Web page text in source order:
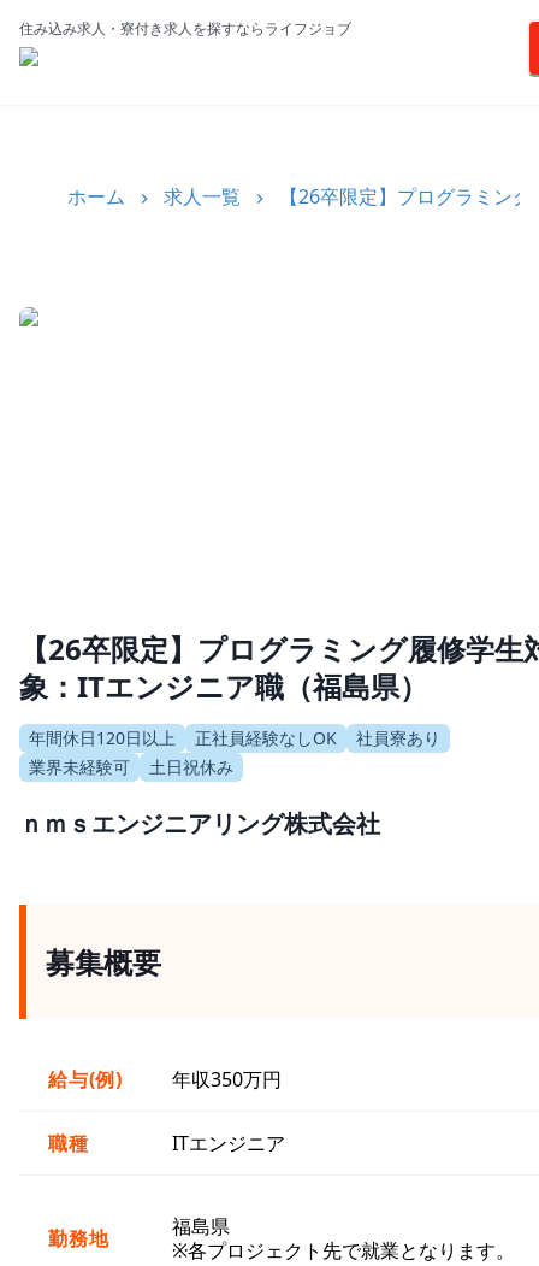
住み込み求人・寮付き求人を探すならライフジョブ
ホーム 求人一覧 【26卒限定】プログラミン
【26卒限定】プログラミング履修学生
象：ITエンジニア職（福島県）
年間休日120日以上 正社員経験なしOK
社員寮あり
業界未経験可
土日祝休み
ｎｍｓエンジニアリング株式会社
募集概要
給与(例) 年収350万円
職種 ITエンジニア
勤務地
福島県
※各プロジェクト先で就業となります。